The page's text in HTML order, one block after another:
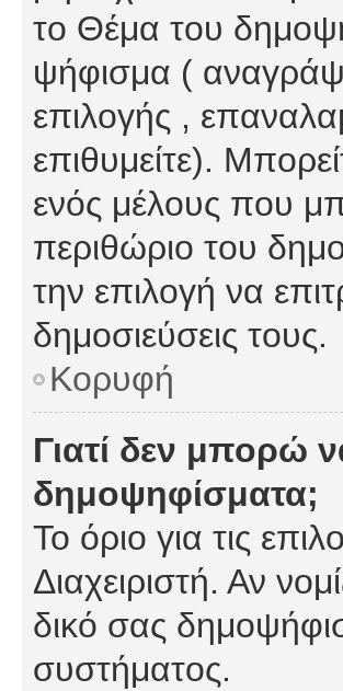
το Θέμα του
ψήφισμα (
επιλογής ,
επιθυμείτε).
ενός μέλους που
περιθώριο του
την επιλογή να
δημοσιεύσεις τους.
Κορυφή
Γιατί δεν μπορώ
δημοψηφίσματα;
Το όριο για τις
Διαχειριστή. Αν
δικό σας
συστήματος.